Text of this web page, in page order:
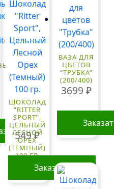
ШОКОЛАД
“RITTER
SPORT”,
ЦЕЛЬНЫЙ
ЛЕСНОЙ
ОРЕХ
(ТЕМНЫЙ)
100 ГР.
549₽
Заказать
ВАЗА ДЛЯ
ЦВЕТОВ
“ТРУБКА”
(200/400)
3699 ₽